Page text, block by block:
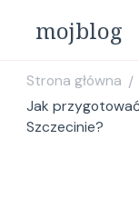
mojblog
Strona główna /
Jak
Szczecinie?